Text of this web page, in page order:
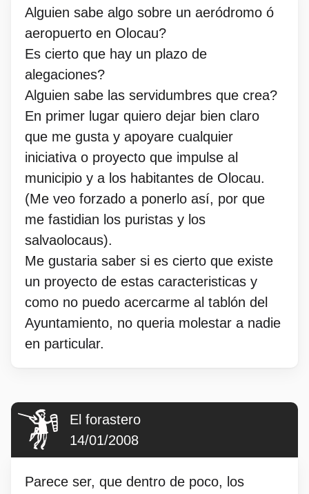
Alguien sabe algo sobre un aeródromo ó
aeropuerto en Olocau?
Es cierto que hay un plazo de
alegaciones?
Alguien sabe las servidumbres que crea?
En primer lugar quiero dejar bien claro
que me gusta y apoyare cualquier
iniciativa o proyecto que impulse al
municipio y a los habitantes de Olocau.
(Me veo forzado a ponerlo así, por que
me fastidian los puristas y los
salvaolocaus).
Me gustaria saber si es cierto que existe
un proyecto de estas caracteristicas y
como no puedo acercarme al tablón del
Ayuntamiento, no queria molestar a nadie
en particular.
El forastero
14/01/2008
Parece ser, que dentro de poco, los